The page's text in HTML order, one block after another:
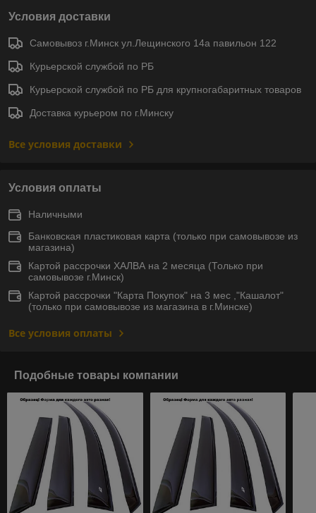
Условия доставки
Самовывоз г.Минск ул.Лещинского 14а павильон 122
Курьерской службой по РБ
Курьерской службой по РБ для крупногабаритных товаров
Доставка курьером по г.Минску
Все условия доставки
Условия оплаты
Наличными
Банковская пластиковая карта (только при самовывозе из
магазина)
Картой рассрочки ХАЛВА на 2 месяца (Только при
самовывозе г.Минск)
Картой рассрочки "Карта Покупок" на 3 мес ,"Кашалот"
(только при самовывозе из магазина в г.Минске)
Все условия оплаты
Подобные товары компании